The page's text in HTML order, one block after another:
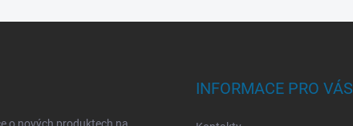
INFORMACE PRO VÁS